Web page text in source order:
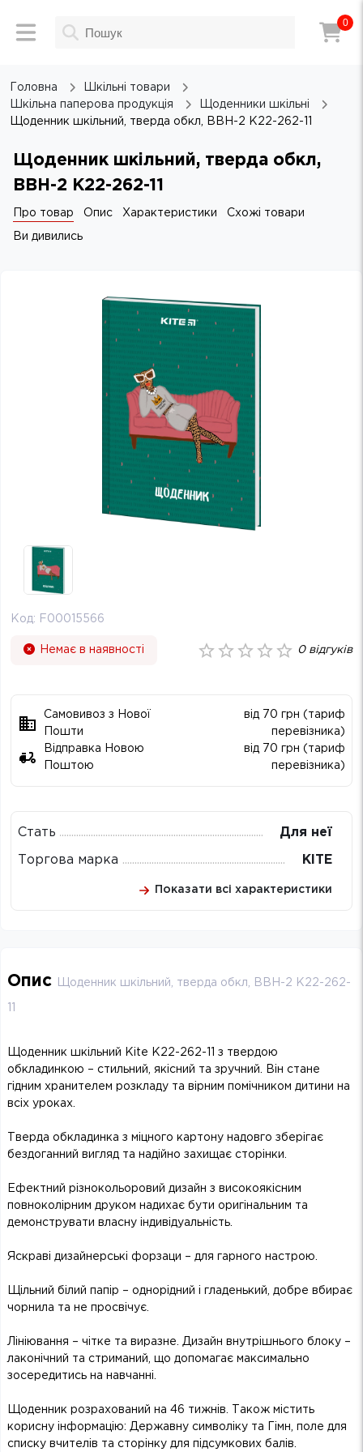
0
Головна
Шкільні товари
Шкільна паперова продукція
Щоденники шкільні
Щоденник шкільний, тверда обкл, BBH-2 K22-262-11
Щоденник шкільний, тверда обкл,
BBH-2 K22-262-11
Про товар Опис Характеристики Схожі товари
Ви дивились
Код: F00015566
Немає в наявності 0відгуків
Самовивоз з Нової
Пошти
від 70 грн (тариф
перевізника)
Відправка Новою
Поштою
від 70 грн (тариф
перевізника)
Стать Для неї
Торгова марка KITE
Показати всі характеристики
Опис Щоденник шкільний, тверда обкл, BBH-2 K22-262-
Щоденник шкільний Kite K22-262-11 з твердою
обкладинкою – стильний, якісний та зручний. Він стане
гідним хранителем розкладу та вірним помічником дитини на
всіх уроках.
Тверда обкладинка з міцного картону надовго зберігає
бездоганний вигляд та надійно захищає сторінки.
Ефектний різнокольоровий дизайн з високоякісним
повноколірним друком надихає бути оригінальним та
демонструвати власну індивідуальність.
Яскраві дизайнерські форзаци – для гарного настрою.
Щільний білий папір – однорідний і гладенький, добре вбирає
чорнила та не просвічує.
Лініювання – чітке та виразне. Дизайн внутрішнього блоку –
лаконічний та стриманий, що допомагає максимально
зосередитись на навчанні.
Щоденник розрахований на 46 тижнів. Також містить
корисну інформацію: Державну символіку та Гімн, поле для
списку вчителів та сторінку для підсумкових балів.